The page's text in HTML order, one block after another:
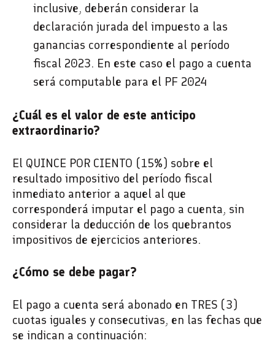
inclusive, deberán considerar la
declaración jurada del impuesto a las
ganancias correspondiente al período
fiscal 2023. En este caso el pago a cuenta
será computable para el PF 2024
¿Cuál es el valor de este anticipo
extraordinario?
El QUINCE POR CIENTO (15%) sobre el
resultado impositivo del período fiscal
inmediato anterior a aquel al que
corresponderá imputar el pago a cuenta, sin
considerar la deducción de los quebrantos
impositivos de ejercicios anteriores.
¿Cómo se debe pagar?
El pago a cuenta será abonado en TRES (3)
cuotas iguales y consecutivas, en las fechas que
se indican a continuación: